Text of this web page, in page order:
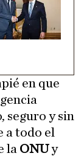
en que
seguro y sin
a todo el
la ONUy